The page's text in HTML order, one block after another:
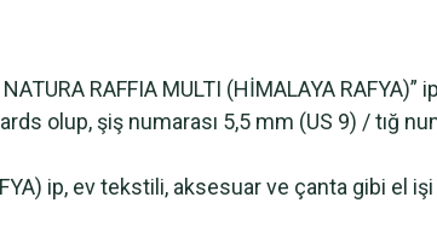
RAFFIA MULTI (HİMALAYA RAFYA)”
olup, şiş numarası 5,5 mm (US 9) / tığ
ip, ev tekstili, aksesuar ve çanta gibi el